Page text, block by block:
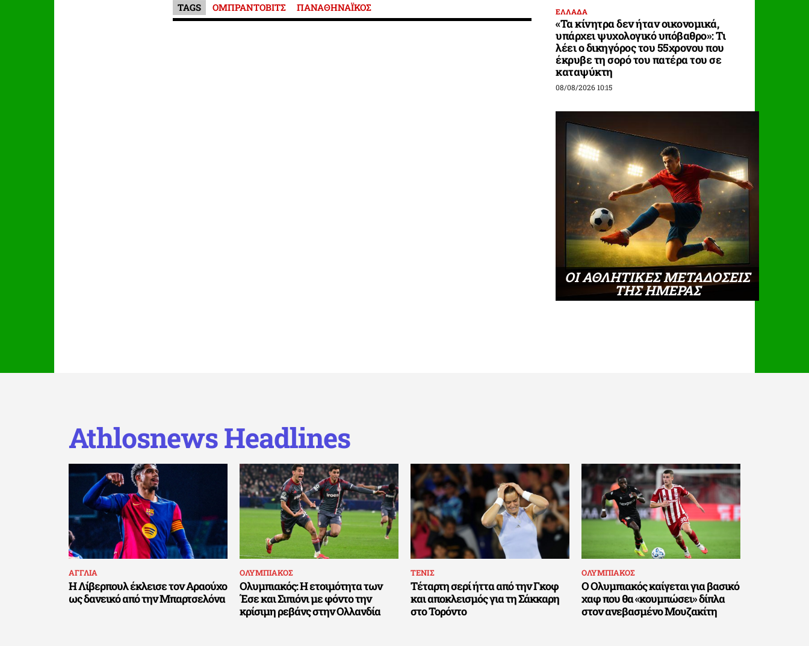
TAGS ΟΜΠΡΑΝΤΟΒΙΤΣ ΠΑΝΑΘΗΝΑΪΚΟΣ ΕΛΛΑΔΑ
«Τα κίνητρα δεν ήταν οικονομικά,
υπάρχει ψυχολογικό υπόβαθρο»: Τι
λέει ο δικηγόρος του 55χρονου που
έκρυβε τη σορό του πατέρα του σε
καταψύκτη
08/08/2026 10:15
ΟΙ ΑΘΛΗΤΙΚΕΣ ΜΕΤΑΔΟΣΕΙΣ
ΤΗΣ ΗΜΕΡΑΣ
Athlosnews Headlines
ΑΓΓΛΙΑ
Η Λίβερπουλ έκλεισε τον Αραούχο
ως δανεικό από την Μπαρτσελόνα
ΟΛΥΜΠΙΑΚΟΣ
Ολυμπιακός: Η ετοιμότητα των
Έσε και Σιπιόνι με φόντο την
κρίσιμη ρεβάνς στην Ολλανδία
ΤΕΝΙΣ
Τέταρτη σερί ήττα από την Γκοφ
και αποκλεισμός για τη Σάκκαρη
στο Τορόντο
ΟΛΥΜΠΙΑΚΟΣ
Ο Ολυμπιακός καίγεται για βασικό
χαφ που θα «κουμπώσει» δίπλα
στον ανεβασμένο Μουζακίτη